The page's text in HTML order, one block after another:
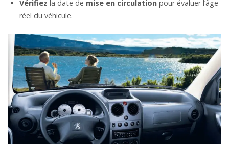
Vérifiez la date de mise en circulation pour évaluer l’âge
réel du véhicule.